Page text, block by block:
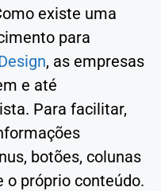
existe uma
para
, as empresas
e até
Para facilitar,
botões, colunas
o próprio conteúdo.